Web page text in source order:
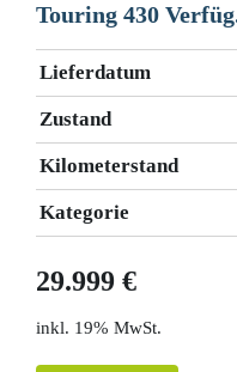
Touring 430
Lieferdatum
Zustand
Kilometerstand
Kategorie
29.999 €
19% MwSt.